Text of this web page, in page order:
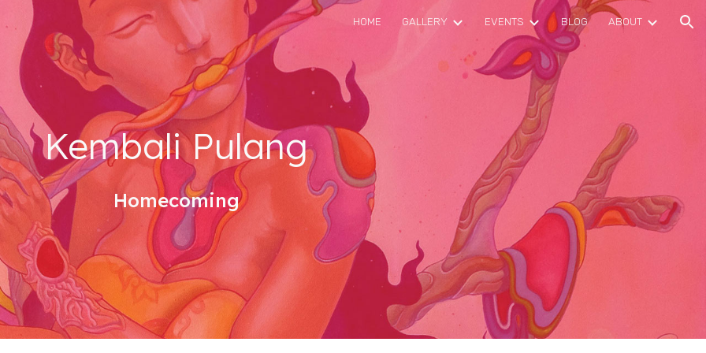
to main content Skip to navigation
HOME GALLERY EVENTS BLOG ABOUT
Kembali Pulang
Homecoming